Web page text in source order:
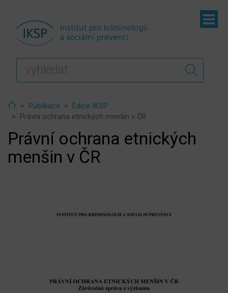
HomePublikace
Edice IKSP
Právní ochrana etnických menšin v ČR
Právní ochrana etnických
menšin v ČR